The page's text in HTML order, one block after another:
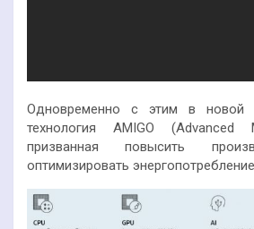
Одновременно с этим в новой
технология AMIGO (Advanced
призванная повысить
оптимизировать